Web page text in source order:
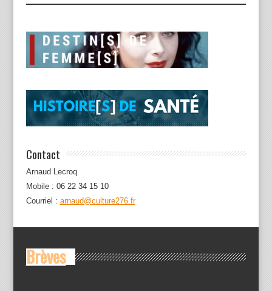
Contact
Arnaud Lecroq
Mobile : 06 22 34 15 10
Courriel : arnaud@culture276.fr
Brèves